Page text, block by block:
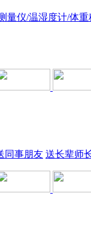
量仪/温湿度计/体重
同事朋友 送长辈师